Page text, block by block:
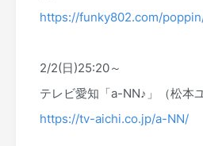
https://funky802.com/
2/2(日)25:20～
テレビ愛知「a-NN♪」（松本
https://tv-aichi.co.jp/a-NN/